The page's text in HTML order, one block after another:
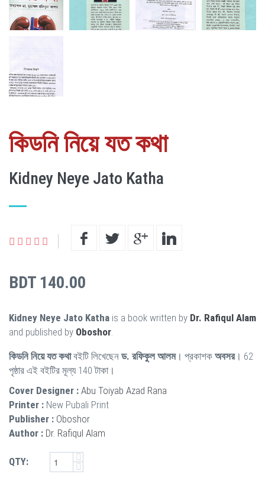
কিডনি নিয়ে যত কথা
Kidney Neye Jato Katha
BDT 140.00
Kidney Neye Jato Katha is a book written by Dr. Rafiqul Alam
and published by Oboshor
কিডনি নিয়ে যত কথাবইটি লিখেছেন ড. রফিকুল আলম। প্রকাশক অবসর। 62
পৃষ্ঠার এই বইটির মূল্য 140 টাকা।
Cover Designer : Abu Toiyab Azad Rana
Printer : New Pubali Print
Publisher : Oboshor
Author : Dr. Rafiqul Alam
QTY: